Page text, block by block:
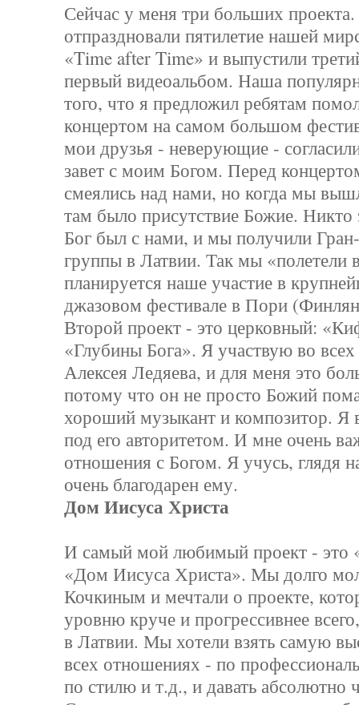
Сейчас у меня три больших
отпраздновали пятилетие нашей
«Time after Time» и выпустили
первый видеоальбом. Наша
того, что я предложил ребятам
концертом на самом большом
мои друзья - неверующие -
завет с моим Богом. Перед
смеялись над нами, но когда мы
там было присутствие Божие. Никто
Бог был с нами, и мы получили
группы в Латвии. Так мы «полетели
планируется наше участие в
джазовом фестивале в Пори
Второй проект - это церковный:
«Глубины Бога». Я участвую во всех
Алексея Ледяева, и для меня это
потому что он не просто Божий
хороший музыкант и композитор. Я
под его авторитетом. И мне очень
отношения с Богом. Я учусь, глядя
очень благодарен ему.
Дом Иисуса Христа
И самый мой любимый проект - это
«Дом Иисуса Христа». Мы долго
Кочкиным и мечтали о проекте,
уровню круче и прогрессивнее
в Латвии. Мы хотели взять самую
всех отношениях - по
по стилю и т.д., и давать абсолютно